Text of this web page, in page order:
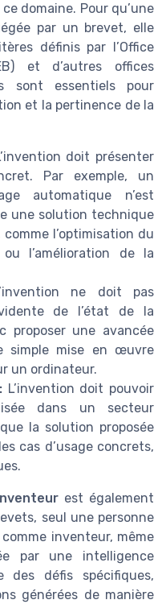
domaine. Pour qu’une
par un brevet, elle
définis par l’Office
et d’autres offices
sont essentiels pour
et la pertinence de la
doit présenter
Par exemple, un
automatique n’est
une solution technique
l’optimisation du
l’amélioration de la
ne doit pas
de l’état de la
proposer une avancée
simple mise en œuvre
un ordinateur.
L’invention doit pouvoir
dans un secteur
la solution proposée
cas d’usage concrets,
est également
seul une personne
inventeur, même
par une intelligence
des défis spécifiques,
générées de manière